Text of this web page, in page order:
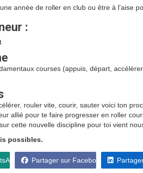
année de roller en club ou être à l'aise
:
courses (appuis, départ,
rouler vite, courir, sauter voici ton
allié pour te faire progresser en roller
cette nouvelle discipline pour toi vient
possibles.
Partager sur Facebook